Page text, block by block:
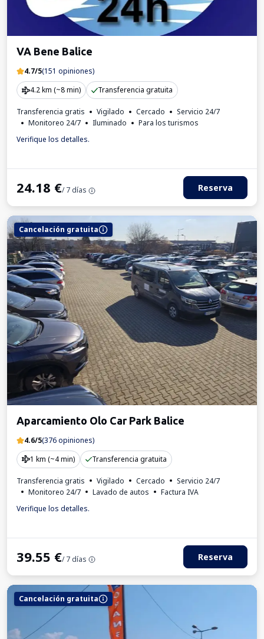
VA Bene Balice
4.7/5(151 opiniones)
4.2 km (~8 min)
Transferencia gratuita
Transferencia gratis Vigilado Cercado
Servicio 24/7
Monitoreo 24/7
Iluminado
Para los turismos
Verifique los detalles.
24.18 €/ 7 días Reserva
Cancelación gratuita
Aparcamiento Olo Car Park Balice
4.6/5(376 opiniones)
1 km (~4 min)
Transferencia gratuita
Transferencia gratis Vigilado Cercado
Servicio 24/7
Monitoreo 24/7
Lavado de autos
Factura IVA
Verifique los detalles.
39.55 €/ 7 días Reserva
Cancelación gratuita